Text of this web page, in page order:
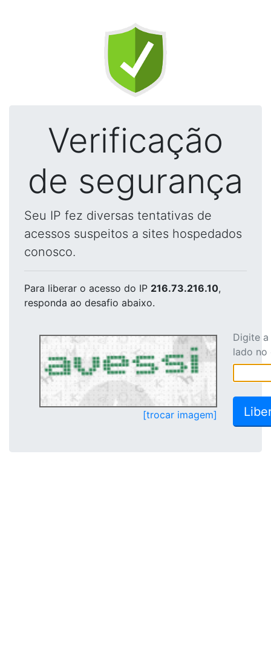
Verificação
de segurança
Seu IP fez diversas tentativas de
acessos suspeitos a sites hospedados
conosco.
Para liberar o acesso do IP 216.73.216.10,
responda ao desafio abaixo.
[trocar imagem]
Digite
lado no